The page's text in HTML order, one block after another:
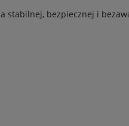
stabilnej, bezpiecznej i